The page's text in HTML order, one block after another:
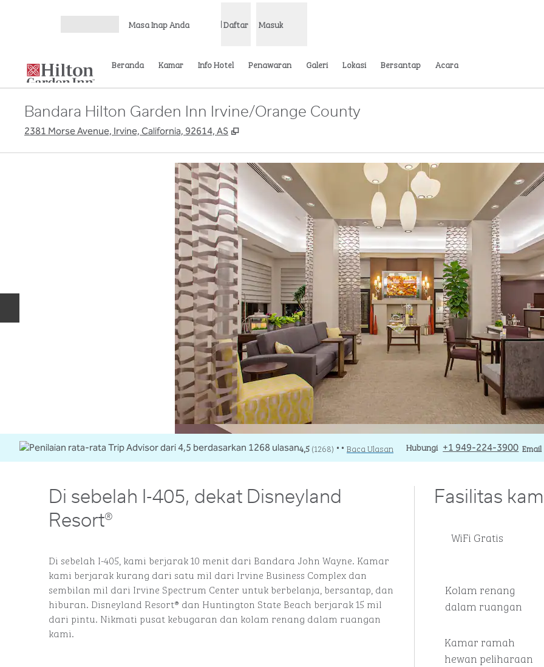
Masa Inap Anda Daftar Masuk
Beranda Kamar Info Hotel Penawaran Galeri Lokasi Bersantap Acara
Bandara Hilton Garden Inn Irvine/Orange County
2381 Morse Avenue, Irvine, California, 92614, AS ,
4,5(1268) • • Baca Ulasan Hubungi
Panggilan+1 949-224-3900 Email
Email
Di sebelah I-405, dekat Disneyland
Resort®
Di sebelah I-405, kami berjarak 10 menit dari Bandara John Wayne. Kamar
kami berjarak kurang dari satu mil dari Irvine Business Complex dan
sembilan mil dari Irvine Spectrum Center untuk berbelanja, bersantap, dan
hiburan. Disneyland Resort® dan Huntington State Beach berjarak 15 mil
dari pintu. Nikmati pusat kebugaran dan kolam renang dalam ruangan
kami.
Fasilitas
WiFi Gratis
Kolam renang
dalam ruangan
Kamar ramah
hewan peliharaan